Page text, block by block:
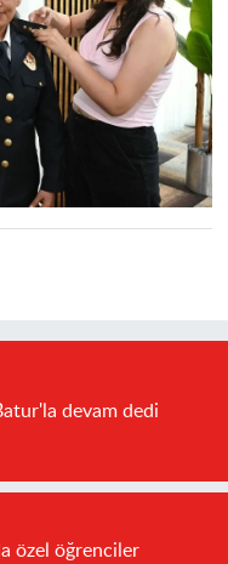
devam dedi
özel öğrenciler